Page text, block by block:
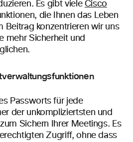
Es gibt viele Cisco
die Ihnen das Leben
Beitrag konzentrieren wir uns
mehr Sicherheit und
Passworts für jede
der unkompliziertsten und
Sichern Ihrer Meetings. Es
Zugriff, ohne dass